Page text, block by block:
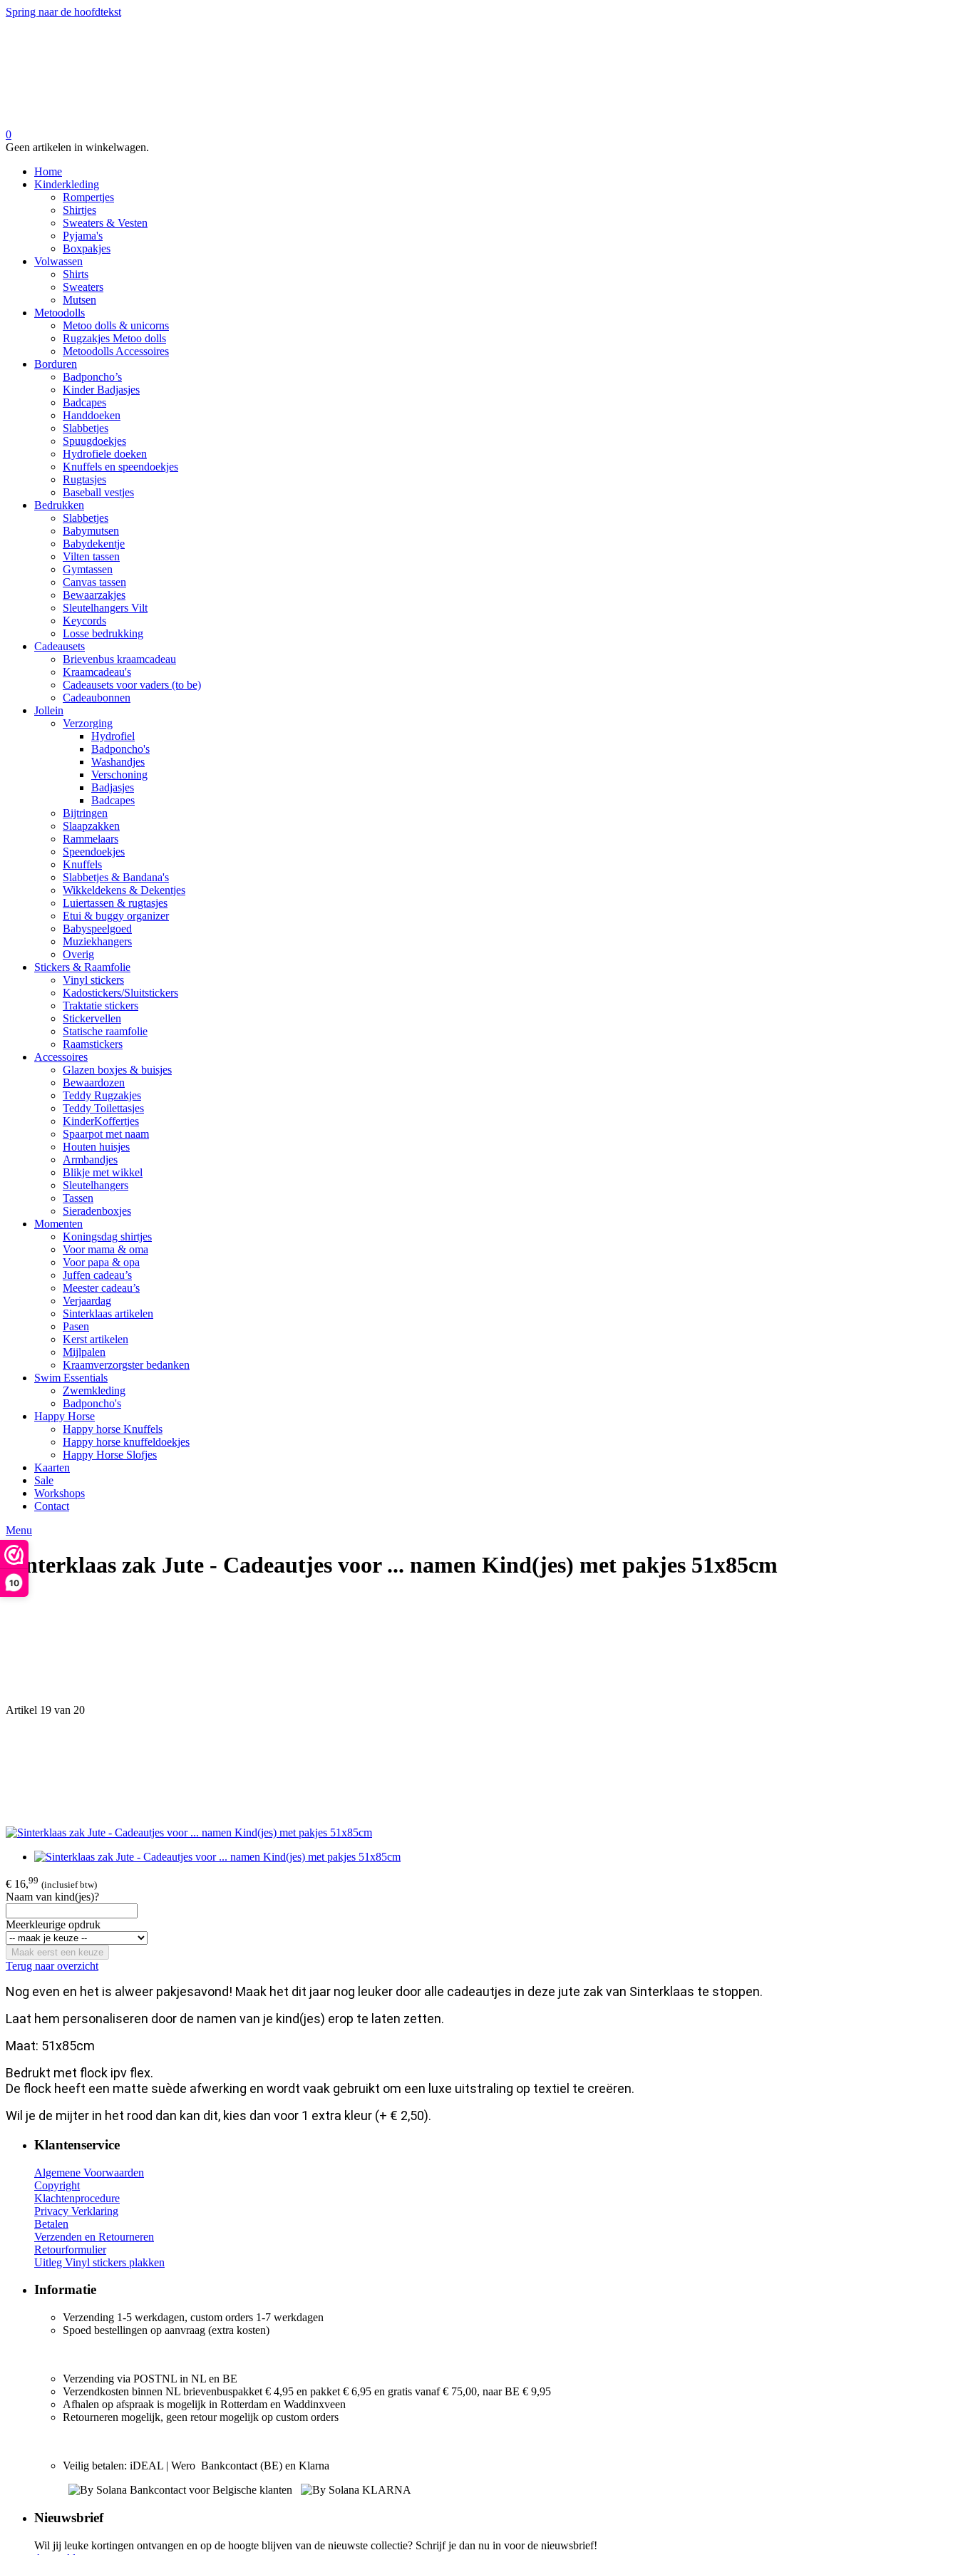
10
Spring naar de hoofdtekst
0
Geen artikelen in winkelwagen.
Home
Kinderkleding
Rompertjes
Shirtjes
Sweaters & Vesten
Pyjama's
Boxpakjes
Volwassen
Shirts
Sweaters
Mutsen
Metoodolls
Metoo dolls & unicorns
Rugzakjes Metoo dolls
Metoodolls Accessoires
Borduren
Badponcho’s
Kinder Badjasjes
Badcapes
Handdoeken
Slabbetjes
Spuugdoekjes
Hydrofiele doeken
Knuffels en speendoekjes
Rugtasjes
Baseball vestjes
Bedrukken
Slabbetjes
Babymutsen
Babydekentje
Vilten tassen
Gymtassen
Canvas tassen
Bewaarzakjes
Sleutelhangers Vilt
Keycords
Losse bedrukking
Cadeausets
Brievenbus kraamcadeau
Kraamcadeau's
Cadeausets voor vaders (to be)
Cadeaubonnen
Jollein
Verzorging
Hydrofiel
Badponcho's
Washandjes
Verschoning
Badjasjes
Badcapes
Bijtringen
Slaapzakken
Rammelaars
Speendoekjes
Knuffels
Slabbetjes & Bandana's
Wikkeldekens & Dekentjes
Luiertassen & rugtasjes
Etui & buggy organizer
Babyspeelgoed
Muziekhangers
Overig
Stickers & Raamfolie
Vinyl stickers
Kadostickers/Sluitstickers
Traktatie stickers
Stickervellen
Statische raamfolie
Raamstickers
Accessoires
Glazen boxjes & buisjes
Bewaardozen
Teddy Rugzakjes
Teddy Toilettasjes
KinderKoffertjes
Spaarpot met naam
Houten huisjes
Armbandjes
Blikje met wikkel
Sleutelhangers
Tassen
Sieradenboxjes
Momenten
Koningsdag shirtjes
Voor mama & oma
Voor papa & opa
Juffen cadeau’s
Meester cadeau’s
Verjaardag
Sinterklaas artikelen
Pasen
Kerst artikelen
Mijlpalen
Kraamverzorgster bedanken
Swim Essentials
Zwemkleding
Badponcho's
Happy Horse
Happy horse Knuffels
Happy horse knuffeldoekjes
Happy Horse Slofjes
Kaarten
Sale
Workshops
Contact
Menu
Sinterklaas zak Jute - Cadeautjes voor ... namen Kind(jes) met pakjes 51x85cm
Artikel 19 van 20
€ 16,99 (inclusief btw)
Naam van kind(jes)?
Meerkleurige opdruk
Maak eerst een keuze
Terug naar overzicht
Nog even en het is alweer pakjesavond! Maak het dit jaar nog leuker door alle cadeautjes in deze jute zak van Sinterklaas te stoppen.
Laat hem personaliseren door de namen van je kind(jes) erop te laten zetten.
Maat: 51x85cm
Bedrukt met flock ipv flex.
De flock heeft een matte suède afwerking en wordt vaak gebruikt om een luxe uitstraling op textiel te creëren.
Wil je de mijter in het rood dan kan dit, kies dan voor 1 extra kleur (+ € 2,50).
Klantenservice
Algemene Voorwaarden
Copyright
Klachtenprocedure
Privacy Verklaring
Betalen
Verzenden en Retourneren
Retourformulier
Uitleg Vinyl stickers plakken
Informatie
Verzending 1-5 werkdagen, custom orders 1-7 werkdagen
Spoed bestellingen op aanvraag (extra kosten)
Verzending via POSTNL in NL en BE
Verzendkosten binnen NL brievenbuspakket € 4,95 en pakket € 6,95 en gratis vanaf € 75,00, naar BE € 9,95
Afhalen op afspraak is mogelijk in Rotterdam en Waddinxveen
Retourneren mogelijk, geen retour mogelijk op custom orders
Veilig betalen: iDEAL | Wero Bankcontact (BE) en Klarna
Nieuwsbrief
Wil jij leuke kortingen ontvangen en op de hoogte blijven van de nieuwste collectie? Schrijf je dan nu in voor de nieuwsbrief!